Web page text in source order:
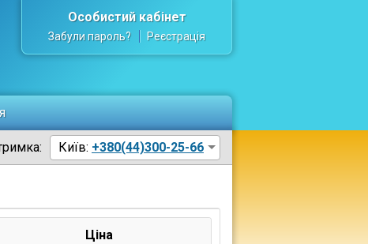
Особистий кабінет
Забули пароль? Реєстрація
Київ: +380(44)300-25-66
Ціна